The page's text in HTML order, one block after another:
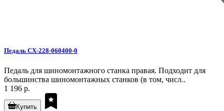
Педаль CX-228-060400-0
Педаль для шиномонтажного станка правая. Подходит для
большинства шиномонтажных станков (в том, числ..
1 196 р.
Купить